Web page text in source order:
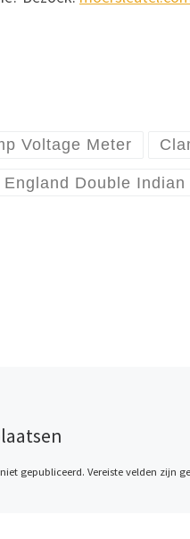
Voltage Meter
England Double Indian
gepubliceerd. Vereiste velden zijn